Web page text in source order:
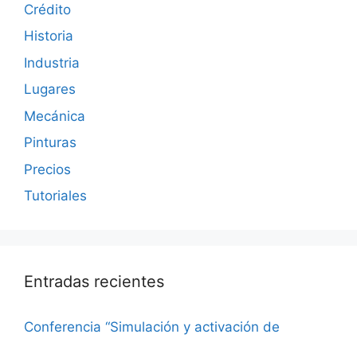
Crédito
Historia
Industria
Lugares
Mecánica
Pinturas
Precios
Tutoriales
Entradas recientes
Conferencia “Simulación y activación de